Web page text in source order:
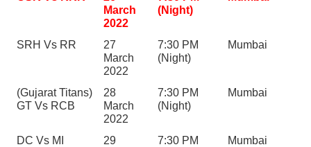
March
2022
(Night)
SRH Vs RR
27
March
2022
7:30 PM
(Night)
Mumbai
(Gujarat Titans)
GT Vs RCB
28
March
2022
7:30 PM
(Night)
Mumbai
DC Vs MI
29
7:30 PM
Mumbai